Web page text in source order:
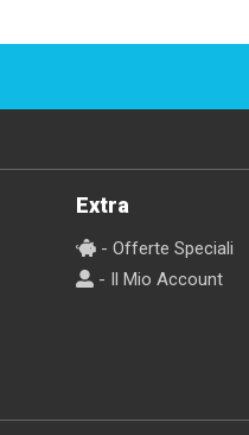
Extra
- Offerte Speciali
- Il Mio Account